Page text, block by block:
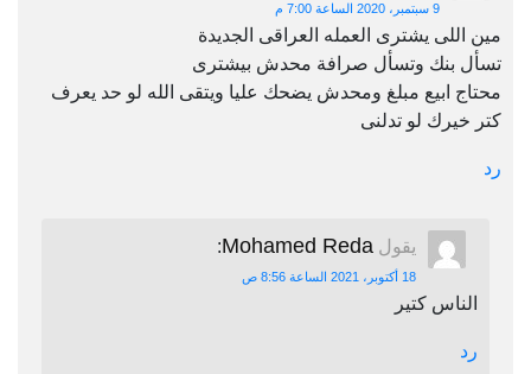
9 سبتمبر، 2020 الساعة 7:00 م
مين اللى يشترى العمله العراقى الجديدة
تسأل بنك وتسأل صرافة محدش بيشترى
محتاج ابيع مبلغ ومحدش يضحك عليا ويتقى الله لو حد يعرف
كتر خيرك لو تدلنى
رد
يقول Mohamed Reda
:
18 أكتوبر، 2021 الساعة 8:56 ص
الناس كتير
رد